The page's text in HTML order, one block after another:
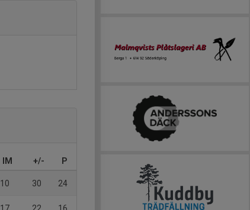
IM +/- P
10 30 24